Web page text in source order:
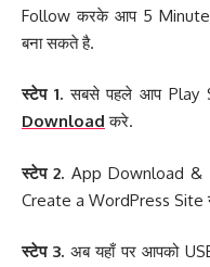
Follow करके आप 5
बना सकते है.
स्टेप 1.सबसे पहले आप Play
Download करे.
स्टेप 2. App Download
Create a WordPress Site
स्टेप 3. अब यहाँ पर आपको